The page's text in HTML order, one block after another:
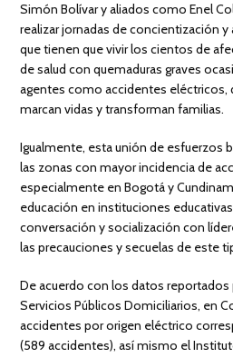
Simón Bolívar y aliados como Enel
realizar jornadas de concientización
que tienen que vivir los cientos de
de salud con quemaduras graves
agentes como accidentes eléctricos,
marcan vidas y transforman familias.
Igualmente, esta unión de esfuerzos
las zonas con mayor incidencia de
especialmente en Bogotá y
educación en instituciones
conversación y socialización con
las precauciones y secuelas de este
De acuerdo con los datos
Servicios Públicos Domiciliarios, en
accidentes por origen eléctrico
(589 accidentes), así mismo el